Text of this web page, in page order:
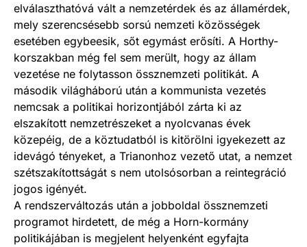
elválaszthatóvá vált a nemzetérdek és az államérdek,
mely szerencsésebb sorsú nemzeti közösségek
esetében egybeesik, sőt egymást erősíti. A Horthy-
korszakban még fel sem merült, hogy az állam
vezetése ne folytasson össznemzeti politikát. A
második világháború után a kommunista vezetés
nemcsak a politikai horizontjából zárta ki az
elszakított nemzetrészeket a nyolcvanas évek
közepéig, de a köztudatból is kitörölni igyekezett az
idevágó tényeket, a Trianonhoz vezető utat, a nemzet
szétszakítottságát s nem utolsósorban a reintegráció
jogos igényét.
A rendszerváltozás után a jobboldal össznemzeti
programot hirdetett, de még a Horn-kormány
politikájában is megjelent helyenként egyfajta